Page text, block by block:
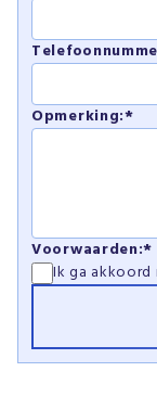
Opmerking:*
Voorwaarden:*
Ik ga akkoord